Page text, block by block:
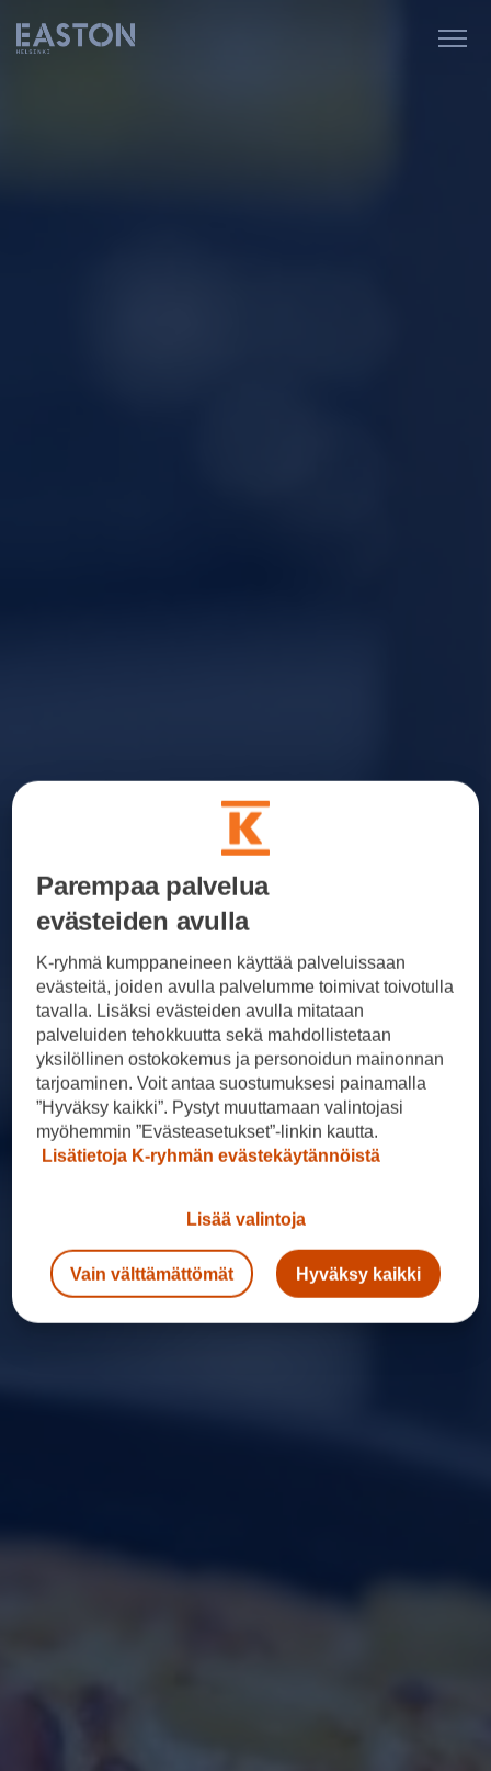
Parempaa palvelua
evästeiden avulla
K-ryhmä kumppaneineen käyttää palveluissaan
evästeitä, joiden avulla palvelumme toimivat toivotulla
tavalla. Lisäksi evästeiden avulla mitataan
palveluiden tehokkuutta sekä mahdollistetaan
yksilöllinen ostokokemus ja personoidun mainonnan
tarjoaminen. Voit antaa suostumuksesi painamalla
”Hyväksy kaikki”. Pystyt muuttamaan valintojasi
myöhemmin ”Evästeasetukset”-linkin kautta.
Lisätietoja K-ryhmän evästekäytännöistä
Lisää valintoja
Vain välttämättömät Hyväksy kaikki